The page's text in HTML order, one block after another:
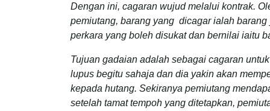
Dengan ini, cagaran wujud melalui kontrak.
pemiutang, barang yang dicagar ialah
perkara yang boleh disukat dan bernilai iaitu
Tujuan gadaian adalah sebagai cagaran
lupus begitu sahaja dan dia yakin akan
kepada hutang. Sekiranya pemiutang
setelah tamat tempoh yang ditetapkan,